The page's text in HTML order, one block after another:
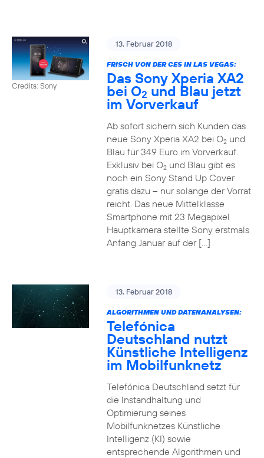
Credits: Sony
13. Februar 2018
FRISCH VON DER CES IN LAS VEGAS:
Das Sony Xperia XA2
bei O2 und Blau jetzt
im Vorverkauf
Ab sofort sichern sich Kunden das
neue Sony Xperia XA2 bei O2und
Blau für 349 Euro im Vorverkauf.
Exklusiv bei O2und Blau gibt es
noch ein Sony Stand Up Cover
gratis dazu – nur solange der Vorrat
reicht. Das neue Mittelklasse
Smartphone mit 23 Megapixel
Hauptkamera stellte Sony erstmals
Anfang Januar auf der […]
13. Februar 2018
ALGORITHMEN UND DATENANALYSEN:
Telefónica
Deutschland nutzt
Künstliche Intelligenz
im Mobilfunknetz
Telefónica Deutschland setzt für
die Instandhaltung und
Optimierung seines
Mobilfunknetzes Künstliche
Intelligenz (KI) sowie
entsprechende Algorithmen und